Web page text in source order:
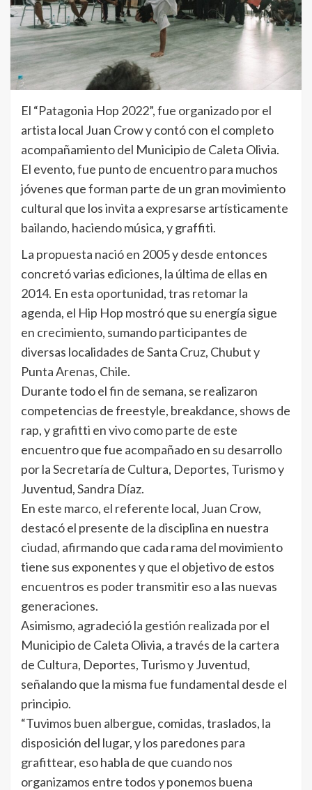
El “Patagonia Hop 2022”, fue organizado por el
artista local Juan Crow y contó con el completo
acompañamiento del Municipio de Caleta Olivia.
El evento, fue punto de encuentro para muchos
jóvenes que forman parte de un gran movimiento
cultural que los invita a expresarse artísticamente
bailando, haciendo música, y graffiti.
La propuesta nació en 2005 y desde entonces
concretó varias ediciones, la última de ellas en
2014. En esta oportunidad, tras retomar la
agenda, el Hip Hop mostró que su energía sigue
en crecimiento, sumando participantes de
diversas localidades de Santa Cruz, Chubut y
Punta Arenas, Chile.
Durante todo el fin de semana, se realizaron
competencias de freestyle, breakdance, shows de
rap, y grafitti en vivo como parte de este
encuentro que fue acompañado en su desarrollo
por la Secretaría de Cultura, Deportes, Turismo y
Juventud, Sandra Díaz.
En este marco, el referente local, Juan Crow,
destacó el presente de la disciplina en nuestra
ciudad, afirmando que cada rama del movimiento
tiene sus exponentes y que el objetivo de estos
encuentros es poder transmitir eso a las nuevas
generaciones.
Asimismo, agradeció la gestión realizada por el
Municipio de Caleta Olivia, a través de la cartera
de Cultura, Deportes, Turismo y Juventud,
señalando que la misma fue fundamental desde el
principio.
“Tuvimos buen albergue, comidas, traslados, la
disposición del lugar, y los paredones para
grafittear, eso habla de que cuando nos
organizamos entre todos y ponemos buena